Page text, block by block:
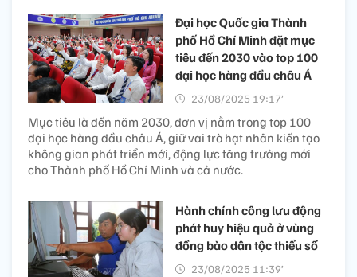
Đại học Quốc gia Thành
phố Hồ Chí Minh đặt mục
tiêu đến 2030 vào top 100
đại học hàng đầu châu Á
23/08/2025 19:17’
Mục tiêu là đến năm 2030, đơn vị nằm trong top 100
đại học hàng đầu châu Á, giữ vai trò hạt nhân kiến tạo
không gian phát triển mới, động lực tăng trưởng mới
cho Thành phố Hồ Chí Minh và cả nước.
Hành chính công lưu động
phát huy hiệu quả ở vùng
đồng bào dân tộc thiểu số
23/08/2025 11:39’